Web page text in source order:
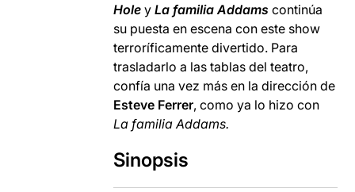
Hole yLa familia Addams continúa
su puesta en escena con este show
terroríficamente divertido. Para
trasladarlo a las tablas del teatro,
confía una vez más en la dirección de
Esteve Ferrer, como ya lo hizo con
La familia Addams.
Sinopsis